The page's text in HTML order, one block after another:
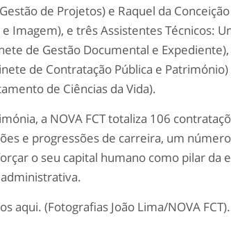
de Projetos) e Raquel da
Imagem), e três Assistentes Técnicos:
de Gestão Documental e
de Contratação Pública e
de Ciências da Vida).
a NOVA FCT totaliza 106
e progressões de carreira, um
o seu capital humano como pilar da
aqui. (Fotografias João Lima/NOVA FCT).